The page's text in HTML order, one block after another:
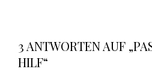
3 ANTWORTEN AUF
HILF“